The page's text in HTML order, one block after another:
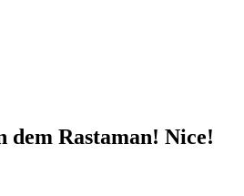
dem Rastaman! Nice!